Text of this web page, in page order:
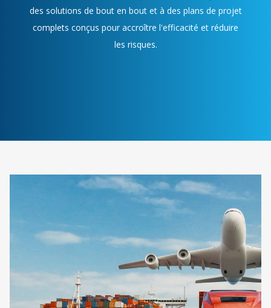
des solutions de bout en bout et à des plans de projet
complets conçus pour accroître l'efficacité et réduire
les risques.